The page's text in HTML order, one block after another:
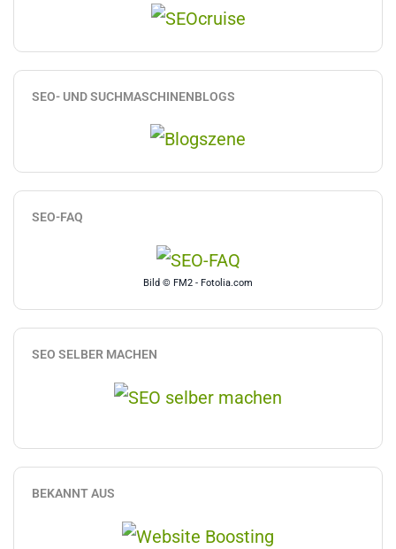
SEO- UND SUCHMASCHINENBLOGS
SEO-FAQ
Bild © FM2 - Fotolia.com
SEO SELBER MACHEN
BEKANNT AUS